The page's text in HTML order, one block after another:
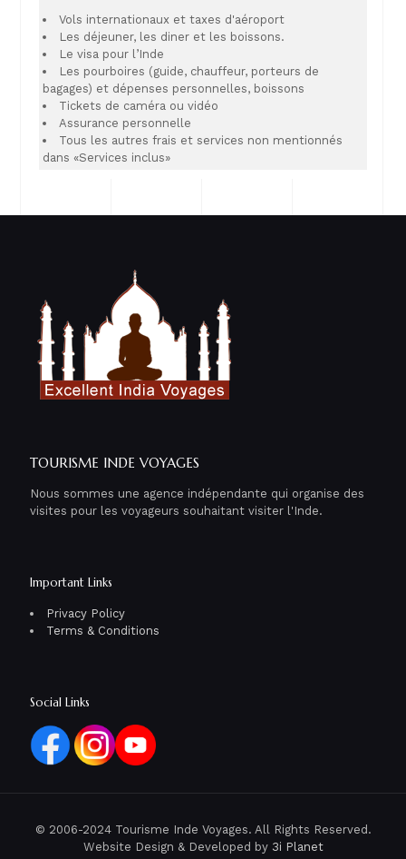
Vols internationaux et taxes d'aéroport
Les déjeuner, les diner et les boissons.
Le visa pour l’Inde
Les pourboires (guide, chauffeur, porteurs de
bagages) et dépenses personnelles, boissons
Tickets de caméra ou vidéo
Assurance personnelle
Tous les autres frais et services non mentionnés
dans «Services inclus»
TOURISME INDE VOYAGES
Nous sommes une agence indépendante qui organise des
visites pour les voyageurs souhaitant visiter l'Inde.
Important Links
Privacy Policy
Terms & Conditions
Social Links
© 2006-2024 Tourisme Inde Voyages. All Rights Reserved.
Website Design & Developed by 3i Planet